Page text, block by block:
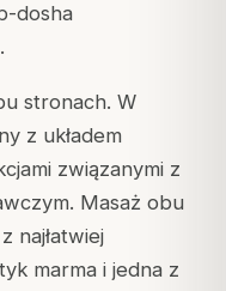
dosha
stronach. W
z układem
związanymi z
Masaż obu
najłatwiej
marma i jedna z